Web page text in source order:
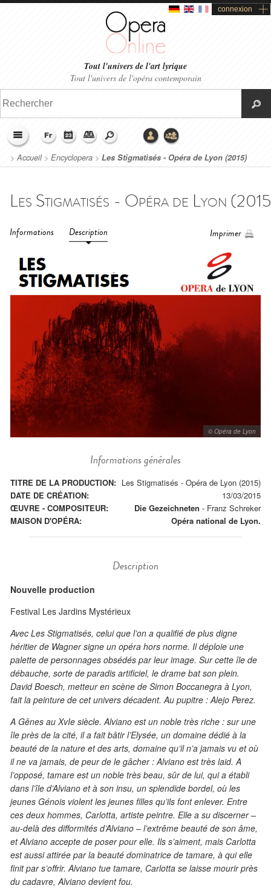
connexion
Tout l'univers de l'art lyrique
Tout l'univers de l'opéra contemporain
>Accueil> Encyclopera > Les Stigmatisés - Opéra de Lyon (2015)
Informations Description Imprimer
© Opéra de Lyon
Informations générales
TITRE DE LA PRODUCTION: Les Stigmatisés - Opéra de Lyon (2015)
DATE DE CRÉATION:
13/03/2015
ŒUVRE - COMPOSITEUR:
Die Gezeichneten - Franz Schreker
MAISON D'OPÉRA:
Opéra national de Lyon.
Description
Nouvelle production
Festival Les Jardins Mystérieux
Avec Les Stigmatisés, celui que l’on a qualifié de plus digne
héritier de Wagner signe un opéra hors norme. Il déploie une
palette de personnages obsédés par leur image. Sur cette île de
débauche, sorte de paradis artificiel, le drame bat son plein.
David Boesch, metteur en scène de Simon Boccanegra à Lyon,
fait la peinture de cet univers décadent. Au pupitre : Alejo Perez.
A Gênes au XvIe siècle. Alviano est un noble très riche : sur une
île près de la cité, il a fait bâtir l’Elysée, un domaine dédié à la
beauté de la nature et des arts, domaine qu’il n’a jamais vu et où
il ne va jamais, de peur de le gâcher : Alviano est très laid. A
l’opposé, tamare est un noble très beau, sûr de lui, qui a établi
dans l’île d’Alviano et à son insu, un splendide bordel, où les
jeunes Génois violent les jeunes filles qu’ils font enlever. Entre
ces deux hommes, Carlotta, artiste peintre. Elle a su discerner –
au-delà des difformités d’Alviano – l’extrême beauté de son âme,
et Alviano accepte de poser pour elle. Ils s’aiment, mais Carlotta
est aussi attirée par la beauté dominatrice de tamare, à qui elle
finit par s’offrir. Alviano tue tamare, Carlotta se laisse mourir près
du cadavre, Alviano devient fou.